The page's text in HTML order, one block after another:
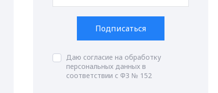
Подписаться
Даю согласие на обработку
персональных данных в
соответствии с ФЗ № 152